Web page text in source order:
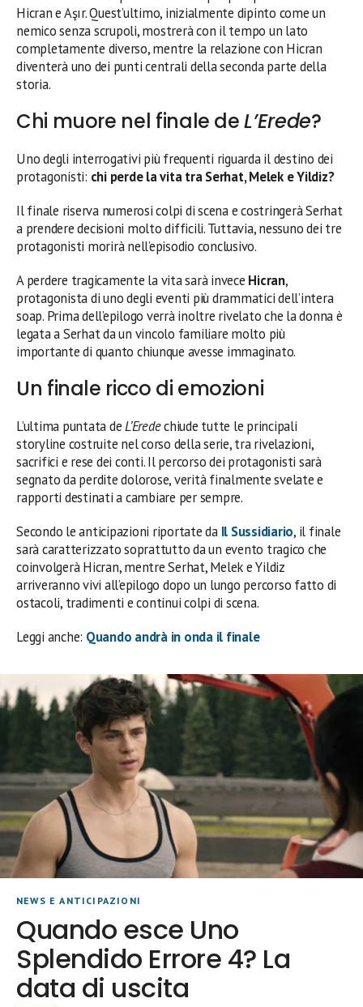
Hicran e Aşır. Quest’ultimo, inizialmente dipinto come un
nemico senza scrupoli, mostrerà con il tempo un lato
completamente diverso, mentre la relazione con Hicran
diventerà uno dei punti centrali della seconda parte della
storia.
Chi muore nel finale deL’Erede?
Uno degli interrogativi più frequenti riguarda il destino dei
protagonisti: chi perde la vita tra Serhat, Melek e Yildiz?
Il finale riserva numerosi colpi di scena e costringerà Serhat
a prendere decisioni molto difficili. Tuttavia, nessuno dei tre
protagonisti morirà nell’episodio conclusivo.
A perdere tragicamente la vita sarà invece Hicran,
protagonista di uno degli eventi più drammatici dell’intera
soap. Prima dell’epilogo verrà inoltre rivelato che la donna è
legata a Serhat da un vincolo familiare molto più
importante di quanto chiunque avesse immaginato.
Un finale ricco di emozioni
L’ultima puntata deL’Eredechiude tutte le principali
storyline costruite nel corso della serie, tra rivelazioni,
sacrifici e rese dei conti. Il percorso dei protagonisti sarà
segnato da perdite dolorose, verità finalmente svelate e
rapporti destinati a cambiare per sempre.
Secondo le anticipazioni riportate da Il Sussidiario, il finale
sarà caratterizzato soprattutto da un evento tragico che
coinvolgerà Hicran, mentre Serhat, Melek e Yildiz
arriveranno vivi all’epilogo dopo un lungo percorso fatto di
ostacoli, tradimenti e continui colpi di scena.
Leggi anche: Quando andrà in onda il finale
NEWS E ANTICIPAZIONI
Quando esce Uno
Splendido Errore 4? La
data di uscita